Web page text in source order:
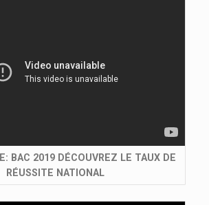
BAC 2019 DÉCOUVREZ LE TAUX DE
RÉUSSITE NATIONAL